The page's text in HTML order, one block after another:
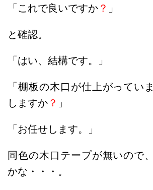
「これで良いですか ？ 」
と確認。
「はい、結構です。」
「棚板の木口が仕上がってい
しますか ？ 」
「お任せします。」
同色の木口テープが無いので
かな・・・。